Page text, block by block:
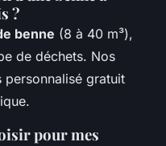
?
benne (8 à 40 m³),
de déchets. Nos
personnalisé gratuit
pour mes